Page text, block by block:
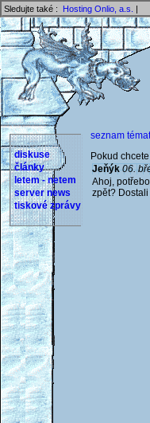
Sledujte také : Hosting Onlio, a.s. |
diskuse
články
letem - netem
server news
tiskové zprávy
seznam témat
Pokud
Jeňýk 06.
Ahoj,
zpět?